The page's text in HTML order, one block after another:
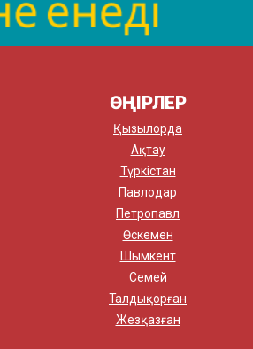
ӨҢІРЛЕР
Қызылорда
Ақтау
Түркістан
Павлодар
Петропавл
Өскемен
Шымкент
Семей
Талдықорған
Жезқазған